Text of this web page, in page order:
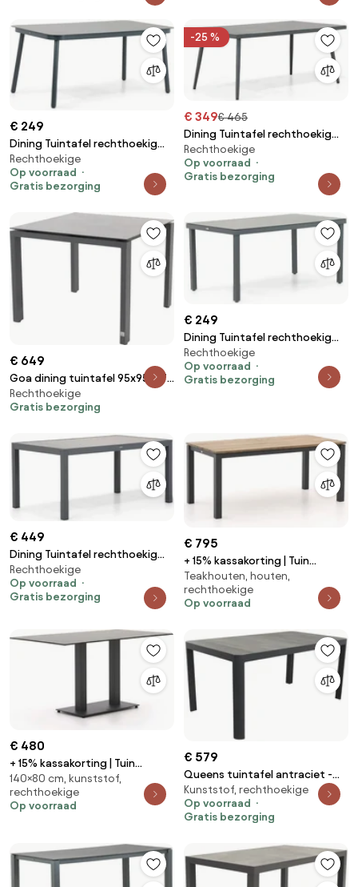
€ 249
Dining Tuintafel rechthoekig
160 x 90 cm Grijs Tavano
Rechthoekige
Op voorraad
Gratis bezorging
-25 %
€ 349€ 465
Dining Tuintafel rechthoekig
180 x 100 cm Grijs Sophia
Rechthoekige
Op voorraad
Gratis bezorging
€ 649
Goa dining tuintafel 95x95xH75
cm aluminium donkergrijs 4
Seasons Outdoor
Rechthoekige
Gratis bezorging
€ 249
Dining Tuintafel rechthoekig
160 x 90 cm Grijs Porto
Rechthoekige
Op voorraad
Gratis bezorging
€ 449
Dining Tuintafel rechthoekig
164 x 94 cm Grijs Residence
Rechthoekige
Op voorraad
Gratis bezorging
€ 795
+ 15% kassakorting | Tuin
eettafel Bellagio | Rechthoekig |
Tuintafel Teakhout | 180x90cm |
4 personen | Kees Smit
Teakhouten, houten,
rechthoekige
Op voorraad
€ 480
+ 15% kassakorting | Tuin
eettafel Forza | Rechthoekig |
Tuintafel Kunststof | 140x80cm
| 4 personen | Kees Smit
140×80 cm, kunststof,
rechthoekige
Op voorraad
€ 579
Queens tuintafel antraciet -
160 x 90 cm.
Kunststof, rechthoekige
Op voorraad
Gratis bezorging